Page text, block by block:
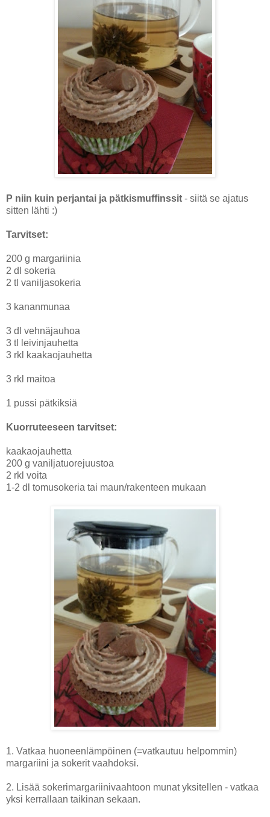
P niin kuin perjantai ja pätkismuffinssit - siitä se ajatus
sitten lähti :)
Tarvitset:
200 g margariinia
2 dl sokeria
2 tl vaniljasokeria
3 kananmunaa
3 dl vehnäjauhoa
3 tl leivinjauhetta
3 rkl kaakaojauhetta
3 rkl maitoa
1 pussi pätkiksiä
Kuorruteeseen tarvitset:
kaakaojauhetta
200 g vaniljatuorejuustoa
2 rkl voita
1-2 dl tomusokeria tai maun/rakenteen mukaan
1. Vatkaa huoneenlämpöinen (=vatkautuu helpommin)
margariini ja sokerit vaahdoksi.
2. Lisää sokerimargariinivaahtoon munat yksitellen - vatkaa
yksi kerrallaan taikinan sekaan.